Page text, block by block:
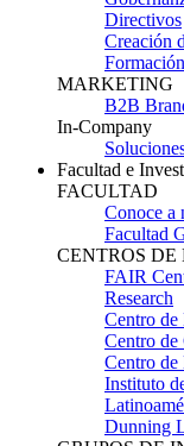
Directivos
Creación
MARKETING
B2B
In-Company
Facultad e
FACULTAD
Conoce a
Facultad
CENTROS
FAIR
Research
Centro
Centro de
Centro de
Instituto
Dunning